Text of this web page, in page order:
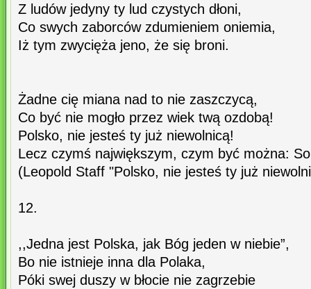
Z ludów jedyny ty lud czystych dłoni,
Co swych zaborców zdumieniem oniemia,
Iż tym zwycięża jeno, że się broni.
Żadne cię miana nad to nie zaszczycą,
Co być nie mogło przez wiek twą ozdobą!
Polsko, nie jesteś ty już niewolnicą!
Lecz czymś największym, czym być można:
(Leopold Staff "Polsko, nie jesteś ty już
12.
,,Jedna jest Polska, jak Bóg jeden w niebie”,
Bo nie istnieje inna dla Polaka,
Póki swej duszy w błocie nie zagrzebie